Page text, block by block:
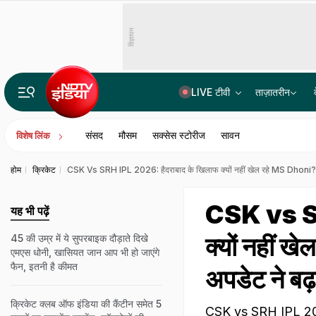
विज्ञापन
LIVE टीवी ताज़ातरीन
विशेष लिंक संसद मौसम सक्सेस स्टोरीज सावन
होम क्रिकेट CSK Vs SRH IPL 2026: हैदराबाद के खिलाफ क्यों नहीं खेल रहे MS
CSK vs
क्यों नहीं
अपडेट ने
CSK vs SRH IPL
यह भी पढ़ें
45 की उम्र में ये सुपरबाइक दौड़ाते दिखे
एमएस धोनी, खासियत जान आप भी हो जाएंगे
फैन, इतनी है कीमत
क्रिकेट क्लब ऑफ इंडिया की कैंटीन समेत 5